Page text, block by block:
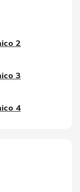
2
3
4